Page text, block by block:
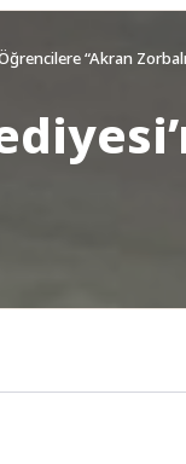
“Akran